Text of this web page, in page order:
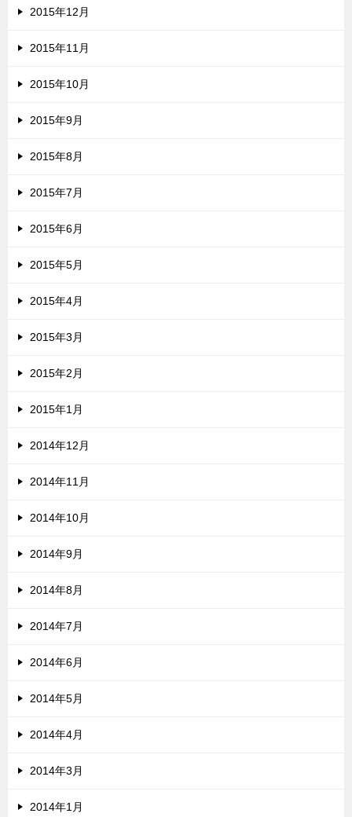
2015年12月
2015年11月
2015年10月
2015年9月
2015年8月
2015年7月
2015年6月
2015年5月
2015年4月
2015年3月
2015年2月
2015年1月
2014年12月
2014年11月
2014年10月
2014年9月
2014年8月
2014年7月
2014年6月
2014年5月
2014年4月
2014年3月
2014年1月